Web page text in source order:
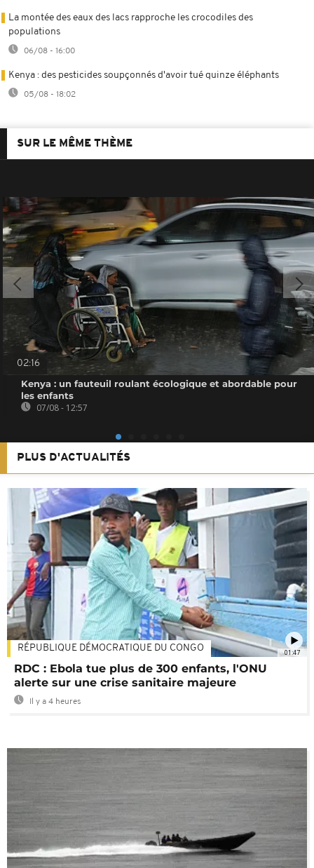
La montée des eaux des lacs rapproche les crocodiles des
populations
06/08 - 16:00
Kenya : des pesticides soupçonnés d'avoir tué quinze éléphants
05/08 - 18:02
SUR LE MÊME THÈME
02:16
Kenya : un fauteuil roulant écologique et abordable pour
les enfants
07/08 - 12:57
PLUS D'ACTUALITÉS
01:47
RÉPUBLIQUE DÉMOCRATIQUE DU CONGO
RDC : Ebola tue plus de 300 enfants, l'ONU
alerte sur une crise sanitaire majeure
Il y a 4 heures